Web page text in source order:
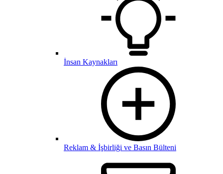
İnsan Kaynakları
Reklam & İşbirliği ve Basın Bülteni